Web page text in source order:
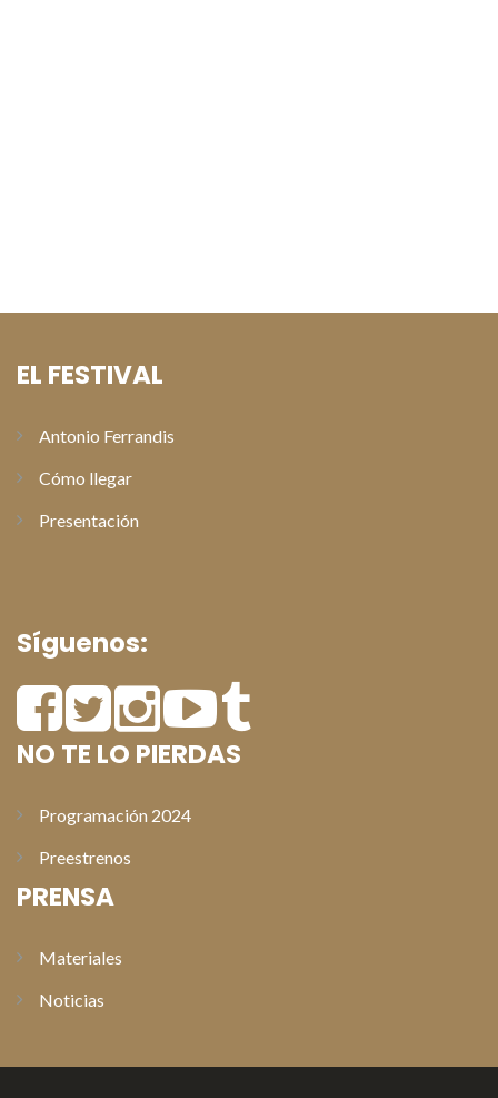
EL FESTIVAL
Antonio Ferrandis
Cómo llegar
Presentación
Síguenos:
NO TE LO PIERDAS
Programación 2024
Preestrenos
PRENSA
Materiales
Noticias